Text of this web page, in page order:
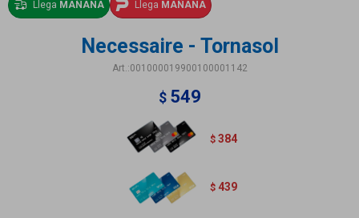
Llega MAÑANA Llega MAÑANA
Necessaire - Tornasol
001000019900100001142
$ 549
$ 384
$ 439